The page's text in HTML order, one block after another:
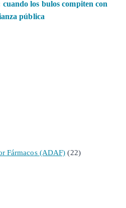
los bulos compiten con
pública
Fármacos (ADAF) (22)